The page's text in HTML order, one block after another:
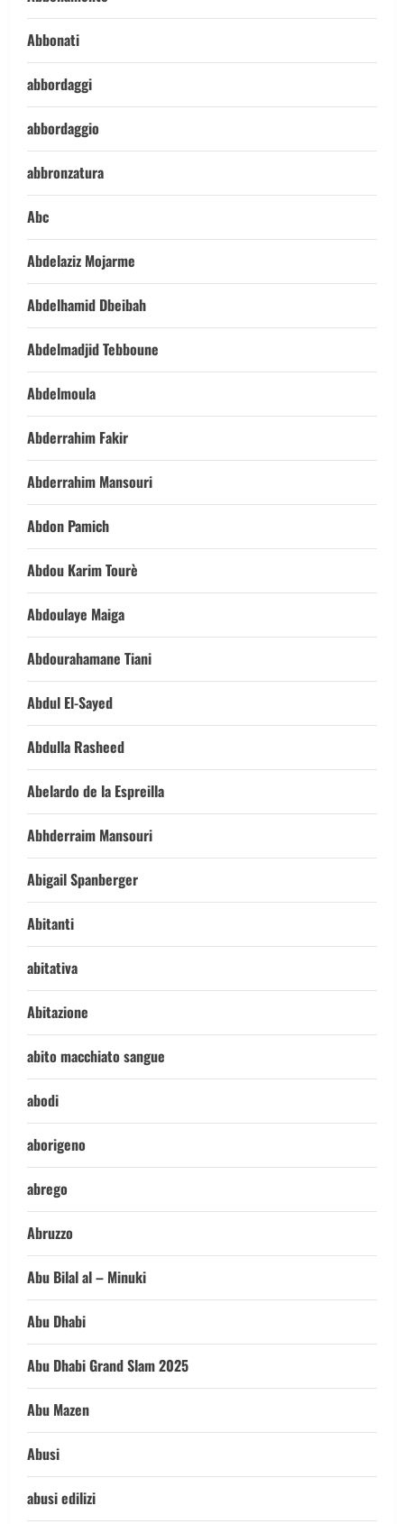
Abbonati
abbordaggi
abbordaggio
abbronzatura
Abc
Abdelaziz Mojarme
Abdelhamid Dbeibah
Abdelmadjid Tebboune
Abdelmoula
Abderrahim Fakir
Abderrahim Mansouri
Abdon Pamich
Abdou Karim Tourè
Abdoulaye Maiga
Abdourahamane Tiani
Abdul El-Sayed
Abdulla Rasheed
Abelardo de la Espreilla
Abhderraim Mansouri
Abigail Spanberger
Abitanti
abitativa
Abitazione
abito macchiato sangue
abodi
aborigeno
abrego
Abruzzo
Abu Bilal al – Minuki
Abu Dhabi
Abu Dhabi Grand Slam 2025
Abu Mazen
Abusi
abusi edilizi